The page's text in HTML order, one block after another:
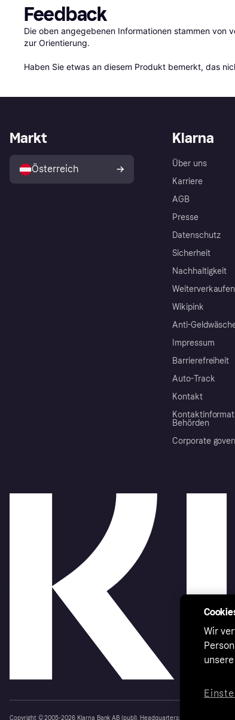
Feedback
Die oben angegebenen Informationen stammen von
zur Orientierung.
Haben Sie etwas an diesem Produkt bemerkt, das
Klarna
Über uns
Karriere
AGB
Presse
Datenschutz
Sicherheit
Nachhaltigkeit
Weiterverkaufen
Wikipink
Anti-
Impressum
Barrierefreiheit
Auto-Track
Kontakt
Behörden
Corporate
Markt
Österreich
Copyright © 2005-2026 Klarna Bank AB (publ). Headquarters: Stockholm,
Wir